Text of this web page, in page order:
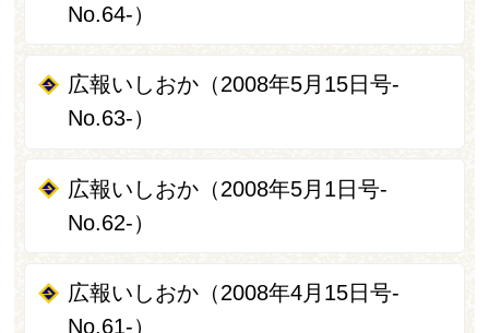
No.64-）
広報いしおか（2008年5月15日号-
No.63-）
広報いしおか（2008年5月1日号-
No.62-）
広報いしおか（2008年4月15日号-
No.61-）